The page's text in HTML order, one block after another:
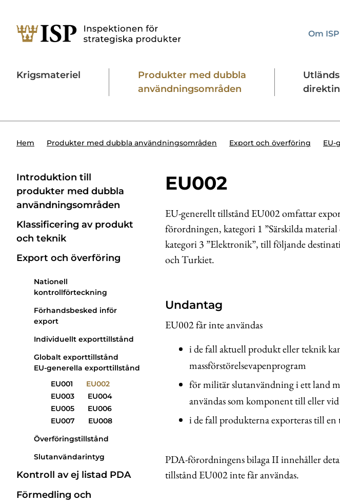
Utländska direktinvesteringar Kontakta oss Presskontakt
Om ISP
Krigsmateriel
Produkter med dubbla
användningsområden
Hem Produkter med dubbla användningsområden Export och överföring EU-
Introduktion till
produkter med dubbla
användnings­områden
Klassificering av produkt
och teknik
Export och överföring
Nationell
kontrollförteckning
Förhandsbesked inför
export
Individuellt exporttillstånd
Globalt exporttillstånd
EU-generella exporttillstånd
EU001
EU002
EU003
EU004
EU005
EU006
EU007
EU008
Överföringstillstånd
Slutanvändarintyg
Kontroll av ej listad PDA
Förmedling och
EU002
EU-generellt tillstånd EU002 omfattar
förordningen, kategori 1 ”Särskilda
kategori 3 ”Elektronik”, till följande
och Turkiet.
Undantag
EU002 får inte användas
i de fall aktuell produkt eller teknik
massförstörelsevapenprogram
för militär slutanvändning i ett land
användas som komponent till eller
i de fall produkterna exporteras till
PDA-förordningens bilaga II innehåller
tillstånd EU002 inte får användas.